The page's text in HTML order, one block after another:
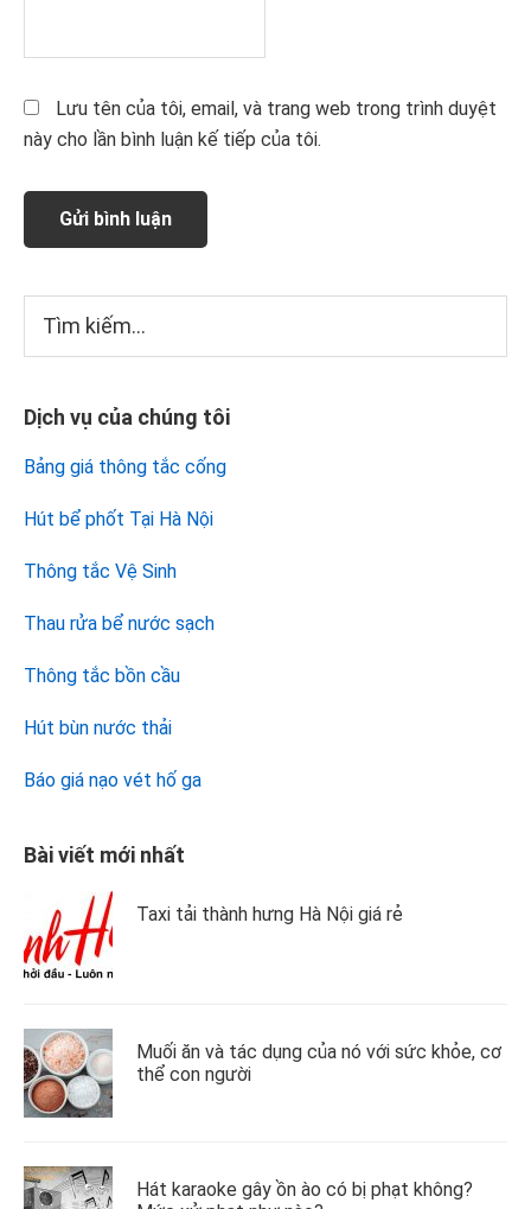
Lưu tên của tôi, email, và trang web trong trình duyệt
này cho lần bình luận kế tiếp của tôi.
Sidebar
chính
kiếm...
Dịch vụ của chúng tôi
Bảng giá thông tắc cống
Hút bể phốt Tại Hà Nội
Thông tắc Vệ Sinh
Thau rửa bể nước sạch
Thông tắc bồn cầu
Hút bùn nước thải
Báo giá nạo vét hố ga
Bài viết mới nhất
Taxi tải thành hưng Hà Nội giá rẻ
Muối ăn và tác dụng của nó với sức khỏe, cơ
thể con người
Hát karaoke gây ồn ào có bị phạt không?